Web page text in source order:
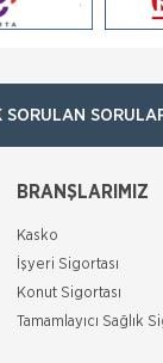
SORULAN
BRANŞLARIMIZ
Kasko
İşyeri Sigortası
Konut Sigortası
Tamamlayıcı Sağlık